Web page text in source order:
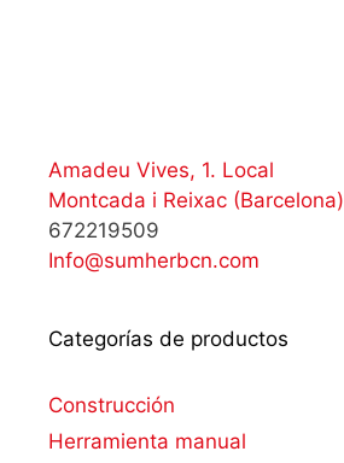
Amadeu Vives, 1. Local
Montcada i Reixac (Barcelona)
672219509
Info@sumherbcn.com
Categorías de productos
Construcción
Herramienta manual